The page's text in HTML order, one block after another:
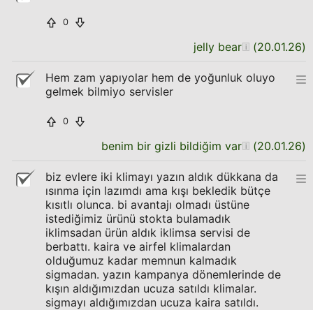
0
jelly bear (20.01.26)
Hem zam yapıyolar hem de yoğunluk oluyo
gelmek bilmiyo servisler
0
benim bir gizli bildiğim var (20.01.26)
biz evlere iki klimayı yazın aldık dükkana da
ısınma için lazımdı ama kışı bekledik bütçe
kısıtlı olunca. bi avantajı olmadı üstüne
istediğimiz ürünü stokta bulamadık
iklimsadan ürün aldık iklimsa servisi de
berbattı. kaira ve airfel klimalardan
olduğumuz kadar memnun kalmadık
sigmadan. yazın kampanya dönemlerinde de
kışın aldığımızdan ucuza satıldı klimalar.
sigmayı aldığımızdan ucuza kaira satıldı.